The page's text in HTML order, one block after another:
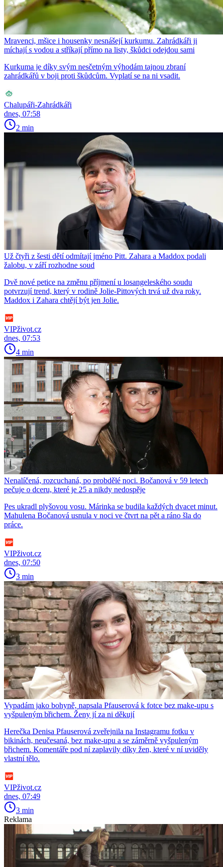
Mravenci, mšice i housenky nesnášejí kurkumu. Zahrádkáři ji
míchají s vodou a stříkají přímo na listy, škůdci odejdou sami
Kurkuma je díky svým nesčetným výhodám tajnou zbraní
zahrádkářů v boji proti škůdcům. Vyplatí se na ni vsadit.
Chalupáři-Zahrádkáři
dnes, 07:58
2 min
Už čtyři z šesti dětí odmítají jméno Pitt. Zahara a Maddox podali
žalobu, v září rozhodne soud
Dvě nové petice na změnu příjmení u losangeleského soudu
potvrzují trend, který v rodině Jolie-Pittových trvá už dva roky.
Maddox i Zahara chtějí být jen Jolie.
VIPživot.cz
dnes, 07:53
4 min
Nenalíčená, rozcuchaná, po probdělé noci. Bočanová v 59 letech
pečuje o dceru, které je 25 a nikdy nedospěje
Pes ukradl plyšovou vosu. Márinka se budila každých dvacet minut.
Mahulena Bočanová usnula v noci ve čtvrt na pět a ráno šla do
práce.
VIPživot.cz
dnes, 07:50
3 min
Vypadám jako bohyně, napsala Pfauserová k fotce bez make-upu s
vyšpuleným břichem. Ženy jí za ni děkují
Herečka Denisa Pfauserová zveřejnila na Instagramu fotku v
bikinách, neučesaná, bez make-upu a se záměrně vyšpuleným
břichem. Komentáře pod ní zaplavily díky žen, které v ní uviděly
vlastní tělo.
VIPživot.cz
dnes, 07:49
3 min
Reklama